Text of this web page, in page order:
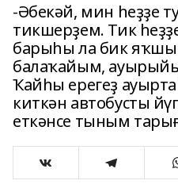
-Әбекәй, мин һеҙҙе
тикшерҙем. Тик
барыһы ла бик яҡшы
балаҡайым,
Ҡайһы ерегеҙ
киткән автобусты
еткәнсе тыным